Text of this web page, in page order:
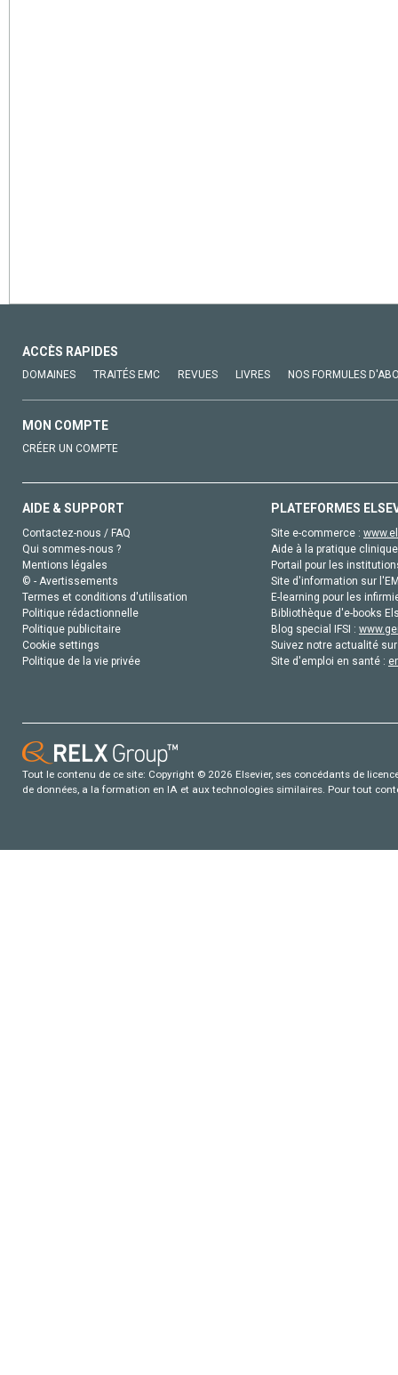
ACCÈS RAPIDES
DOMAINES TRAITÉS EMC REVUES LIVRES NOS FORMULES
MON COMPTE
CRÉER UN COMPTE
AIDE & SUPPORT
Contactez-nous / FAQ
Qui sommes-nous ?
Mentions légales
© - Avertissements
Termes et conditions d'utilisation
Politique rédactionnelle
Politique publicitaire
Cookie settings
Politique de la vie privée
PLATEFORMES
Site e-commerce :
Aide à la pratique
Portail pour les
Site d'information sur
E-learning pour les
Bibliothèque d'e-books
Blog special IFSI :
Suivez notre actualité
Site d'emploi en santé :
Tout le contenu de ce site: Copyright © 2026 Elsevier, ses concédants de
de données, a la formation en IA et aux technologies similaires. Pour tout